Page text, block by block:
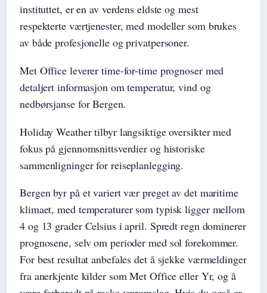
instituttet, er en av verdens eldste og mest
respekterte værtjenester, med modeller som brukes
av både profesjonelle og privatpersoner.
Met Office leverer time-for-time prognoser med
detaljert informasjon om temperatur, vind og
nedbørsjanse for Bergen.
Holiday Weather tilbyr langsiktige oversikter med
fokus på gjennomsnittsverdier og historiske
sammenligninger for reiseplanlegging.
Bergen byr på et variert vær preget av det maritime
klimaet, med temperaturer som typisk ligger mellom
4 og 13 grader Celsius i april. Spredt regn dominerer
prognosene, selv om perioder med sol forekommer.
For best resultat anbefales det å sjekke værmeldinger
fra anerkjente kilder som Met Office eller Yr, og å